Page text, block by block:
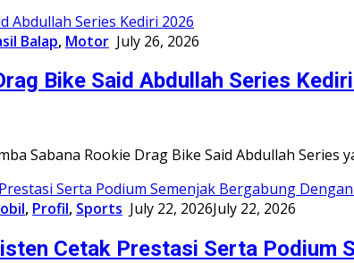
Balap, Motor July 26, 2026
Bike Said Abdullah Series
Sabana Rookie Drag Bike Said Abdullah Series
, Profil, Sports July 22, 2026July 22, 2026
Cetak Prestasi Serta Podium